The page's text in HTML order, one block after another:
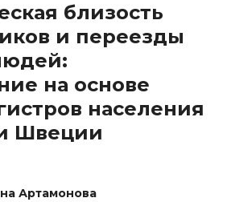
близость
и переезды
на основе
населения
Швеции
Артамонова